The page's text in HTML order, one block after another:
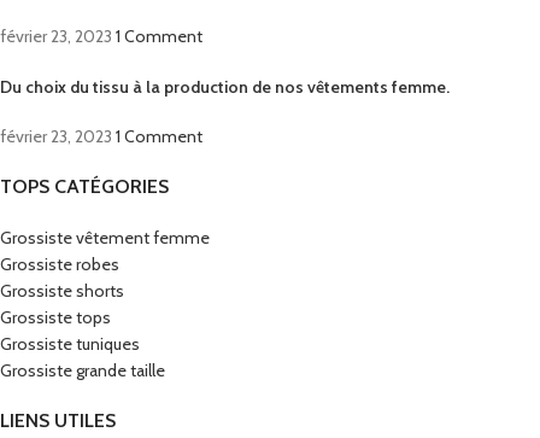
février 23, 2023 1 Comment
Du choix du tissu à la production de nos vêtements femme.
février 23, 2023 1 Comment
TOPS CATÉGORIES
Grossiste vêtement femme
Grossiste robes
Grossiste shorts
Grossiste tops
Grossiste tuniques
Grossiste grande taille
LIENS UTILES